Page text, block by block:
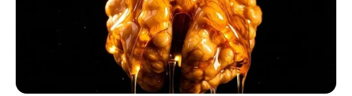
(foto: instagram/tamiauliaofficial)
5. Momen bahagia Tami akhirnya lulus sidang